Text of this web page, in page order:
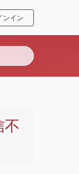
ンイン
不